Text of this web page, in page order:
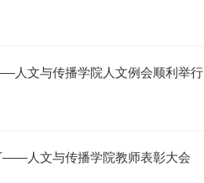
人文与传播学院人文例会顺利举行
——人文与传播学院教师表彰大会